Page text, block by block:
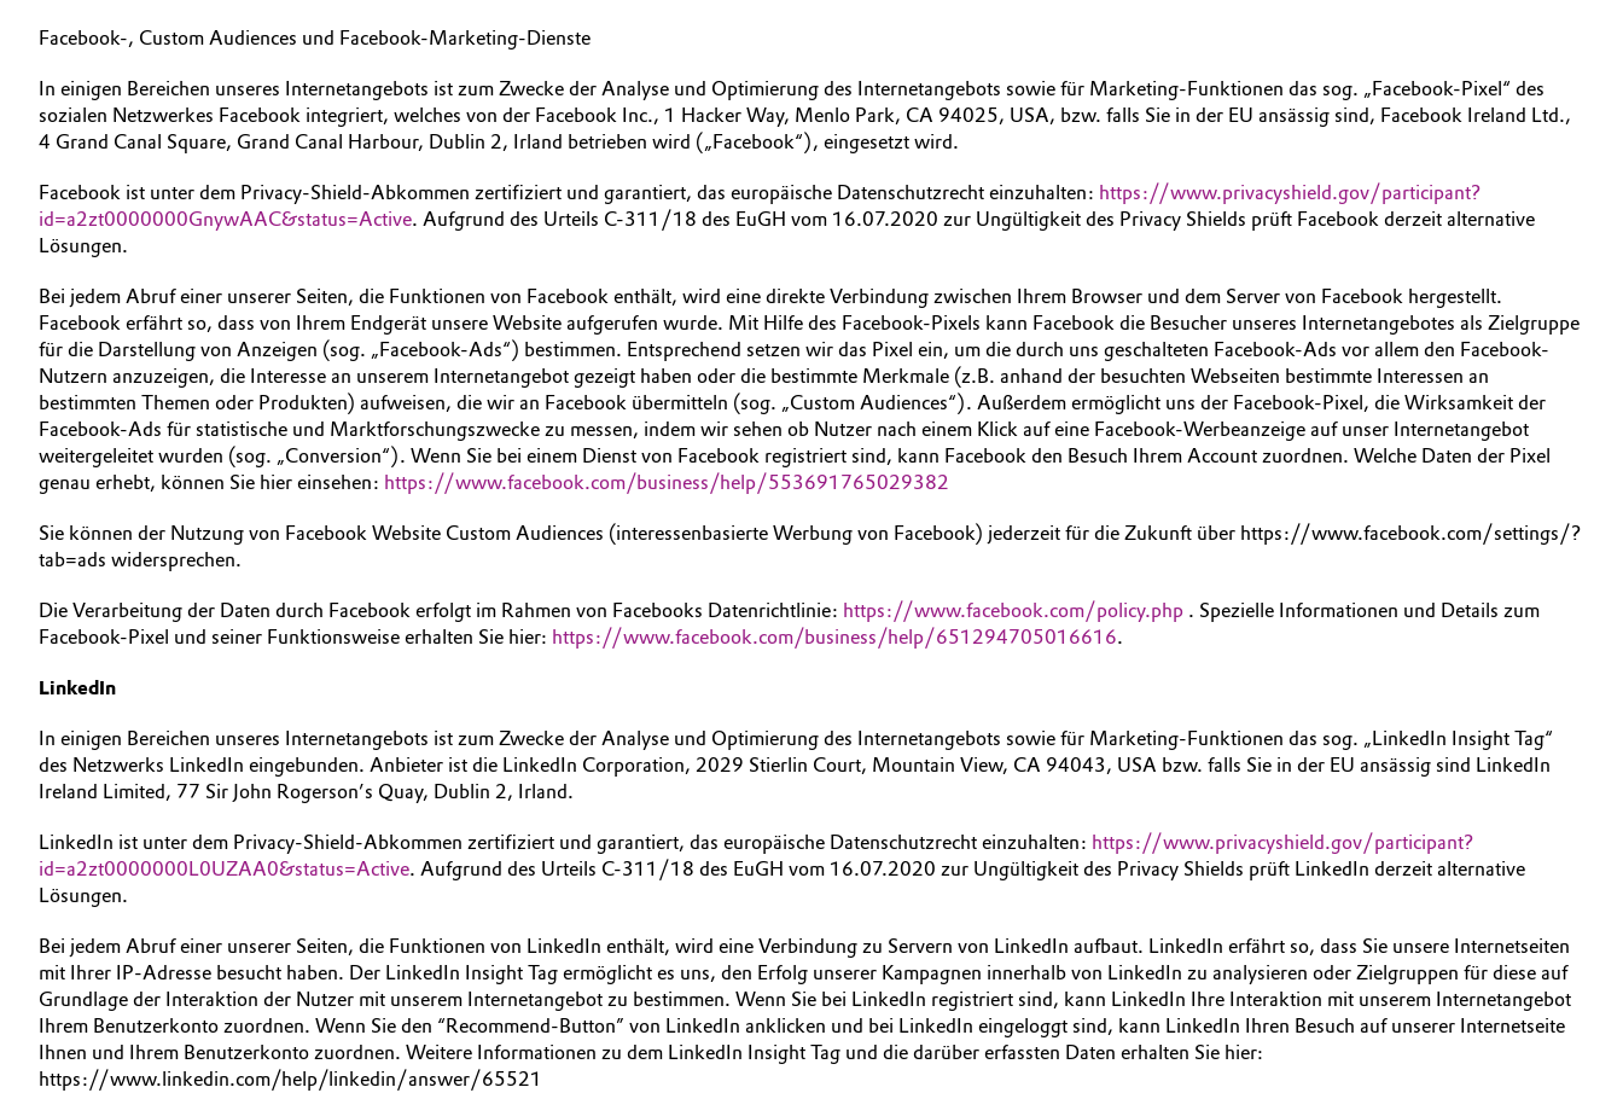
Facebook-, Custom Audiences und Facebook-Marketing-Dienste
In einigen Bereichen unseres Internetangebots ist zum Zwecke der Analyse und Optimierung des Internetangebots sowie für Marketing-Funktionen das sog. „Facebook-Pixel“ des
sozialen Netzwerkes Facebook integriert, welches von der Facebook Inc., 1 Hacker Way, Menlo Park, CA 94025, USA, bzw. falls Sie in der EU ansässig sind, Facebook Ireland Ltd.,
4 Grand Canal Square, Grand Canal Harbour, Dublin 2, Irland betrieben wird („Facebook“), eingesetzt wird.
Facebook ist unter dem Privacy-Shield-Abkommen zertifiziert und garantiert, das europäische Datenschutzrecht einzuhalten: https://www.privacyshield.gov/participant?
id=a2zt0000000GnywAAC&status=Active. Aufgrund des Urteils C-311/18 des EuGH vom 16.07.2020 zur Ungültigkeit des Privacy Shields prüft Facebook derzeit alternative
Lösungen.
Bei jedem Abruf einer unserer Seiten, die Funktionen von Facebook enthält, wird eine direkte Verbindung zwischen Ihrem Browser und dem Server von Facebook hergestellt.
Facebook erfährt so, dass von Ihrem Endgerät unsere Website aufgerufen wurde. Mit Hilfe des Facebook-Pixels kann Facebook die Besucher unseres Internetangebotes als Zielgruppe
für die Darstellung von Anzeigen (sog. „Facebook-Ads“) bestimmen. Entsprechend setzen wir das Pixel ein, um die durch uns geschalteten Facebook-Ads vor allem den Facebook-
Nutzern anzuzeigen, die Interesse an unserem Internetangebot gezeigt haben oder die bestimmte Merkmale (z.B. anhand der besuchten Webseiten bestimmte Interessen an
bestimmten Themen oder Produkten) aufweisen, die wir an Facebook übermitteln (sog. „Custom Audiences“). Außerdem ermöglicht uns der Facebook-Pixel, die Wirksamkeit der
Facebook-Ads für statistische und Marktforschungszwecke zu messen, indem wir sehen ob Nutzer nach einem Klick auf eine Facebook-Werbeanzeige auf unser Internetangebot
weitergeleitet wurden (sog. „Conversion“). Wenn Sie bei einem Dienst von Facebook registriert sind, kann Facebook den Besuch Ihrem Account zuordnen. Welche Daten der Pixel
genau erhebt, können Sie hier einsehen: https://www.facebook.com/business/help/553691765029382
Sie können der Nutzung von Facebook Website Custom Audiences (interessenbasierte Werbung von Facebook) jederzeit für die Zukunft über https://www.facebook.com/settings/?
tab=ads widersprechen.
Die Verarbeitung der Daten durch Facebook erfolgt im Rahmen von Facebooks Datenrichtlinie: https://www.facebook.com/policy.php . Spezielle Informationen und Details zum
Facebook-Pixel und seiner Funktionsweise erhalten Sie hier: https://www.facebook.com/business/help/651294705016616.
LinkedIn
In einigen Bereichen unseres Internetangebots ist zum Zwecke der Analyse und Optimierung des Internetangebots sowie für Marketing-Funktionen das sog. „LinkedIn Insight Tag“
des Netzwerks LinkedIn eingebunden. Anbieter ist die LinkedIn Corporation, 2029 Stierlin Court, Mountain View, CA 94043, USA bzw. falls Sie in der EU ansässig sind LinkedIn
Ireland Limited, 77 Sir John Rogerson’s Quay, Dublin 2, Irland.
LinkedIn ist unter dem Privacy-Shield-Abkommen zertifiziert und garantiert, das europäische Datenschutzrecht einzuhalten: https://www.privacyshield.gov/participant?
id=a2zt0000000L0UZAA0&status=Active. Aufgrund des Urteils C-311/18 des EuGH vom 16.07.2020 zur Ungültigkeit des Privacy Shields prüft LinkedIn derzeit alternative
Lösungen.
Bei jedem Abruf einer unserer Seiten, die Funktionen von LinkedIn enthält, wird eine Verbindung zu Servern von LinkedIn aufbaut. LinkedIn erfährt so, dass Sie unsere Internetseiten
mit Ihrer IP-Adresse besucht haben. Der LinkedIn Insight Tag ermöglicht es uns, den Erfolg unserer Kampagnen innerhalb von LinkedIn zu analysieren oder Zielgruppen für diese auf
Grundlage der Interaktion der Nutzer mit unserem Internetangebot zu bestimmen. Wenn Sie bei LinkedIn registriert sind, kann LinkedIn Ihre Interaktion mit unserem Internetangebot
Ihrem Benutzerkonto zuordnen. Wenn Sie den “Recommend-Button” von LinkedIn anklicken und bei LinkedIn eingeloggt sind, kann LinkedIn Ihren Besuch auf unserer Internetseite
Ihnen und Ihrem Benutzerkonto zuordnen. Weitere Informationen zu dem LinkedIn Insight Tag und die darüber erfassten Daten erhalten Sie hier:
https://www.linkedin.com/help/linkedin/answer/65521